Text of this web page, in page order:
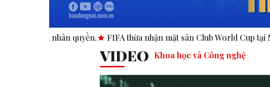
FIFA thừa nhận mặt sân Club World Cup tại Mỹ “không đạt chuẩn”.
VIDEO Khoa học và Công nghệ